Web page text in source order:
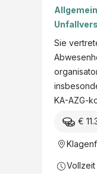
(AUVA)
Sie
KA-AZG-
€
Vollzeit